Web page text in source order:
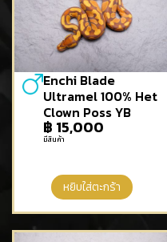
Enchi Blade
Ultramel 100% Het
Clown Poss YB
฿ 15,000
มีสินค้า
หยิบใส่ตะกร้า